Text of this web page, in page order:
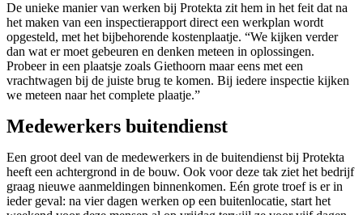
De unieke manier van werken bij Protekta zit hem in het feit dat na
het maken van een inspectierapport direct een werkplan wordt
opgesteld, met het bijbehorende kostenplaatje. “We kijken verder
dan wat er moet gebeuren en denken meteen in oplossingen.
Probeer in een plaatsje zoals Giethoorn maar eens met een
vrachtwagen bij de juiste brug te komen. Bij iedere inspectie kijken
we meteen naar het complete plaatje.”
Medewerkers buitendienst
Een groot deel van de medewerkers in de buitendienst bij Protekta
heeft een achtergrond in de bouw. Ook voor deze tak ziet het bedrijf
graag nieuwe aanmeldingen binnenkomen. Eén grote troef is er in
ieder geval: na vier dagen werken op een buitenlocatie, start het